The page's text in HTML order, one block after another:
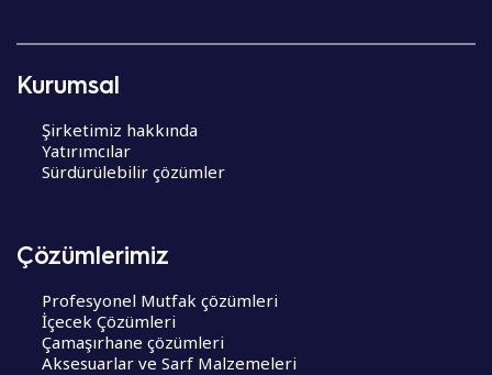
Kurumsal
Şirketimiz hakkında
Yatırımcılar
Sürdürülebilir çözümler
Çözümlerimiz
Profesyonel Mutfak çözümleri
İçecek Çözümleri
Çamaşırhane çözümleri
Aksesuarlar ve Sarf Malzemeleri